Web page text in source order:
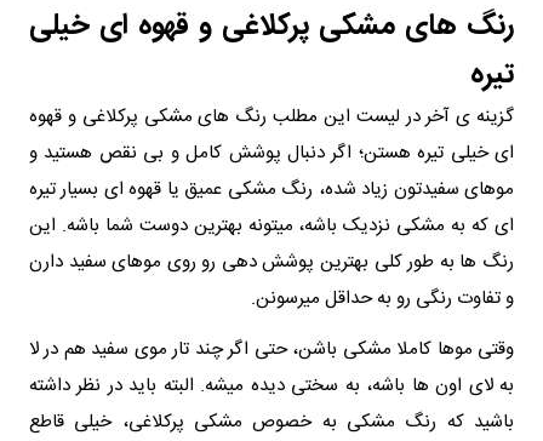
رنگ‌ های مشکی پرکلاغی و قهوه‌ ای خیلی
تیره
گزینه‌ ی آخر در لیست این مطلب رنگ‌ های مشکی پرکلاغی و قهوه‌
ای خیلی تیره هستن؛ اگر دنبال پوشش کامل و بی‌ نقص هستید و
موهای سفیدتون زیاد شده، رنگ مشکی عمیق یا قهوه‌ ای بسیار تیره‌
ای که به مشکی نزدیک باشه، میتونه بهترین دوست شما باشه. این
رنگ‌ ها به طور کلی بهترین پوشش‌ دهی رو روی موهای سفید دارن
و تفاوت رنگی رو به حداقل میرسونن.
وقتی موها کاملا مشکی باشن، حتی اگر چند تار موی سفید هم در لا
به لای اون‌ ها باشه، به سختی دیده میشه. البته باید در نظر داشته
باشید که رنگ مشکی به خصوص مشکی پرکلاغی، خیلی قاطع